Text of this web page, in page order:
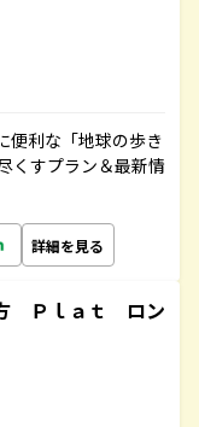
便利な「地球の歩き
くすプラン＆最新情
詳細を見る
Ｐｌａｔ ロン